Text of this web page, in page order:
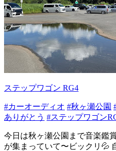
ステップワゴン RG4
#カーオーディオ #秋ヶ瀬公園
ありがとう #ステップワゴン
今日は秋ヶ瀬公園まで音楽鑑
が集まっていて〜ビックリ